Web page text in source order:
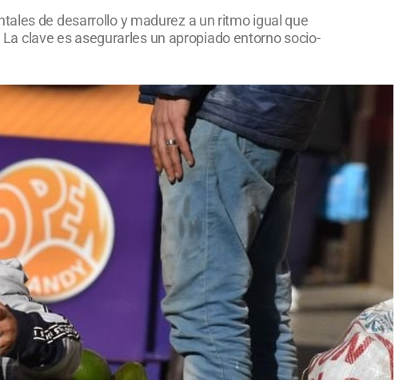
de desarrollo y madurez a un ritmo igual que
clave es asegurarles un apropiado entorno socio-